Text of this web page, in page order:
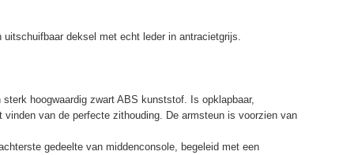
deksel met echt leder in antracietgrijs.
hoogwaardig zwart ABS kunststof. Is opklapbaar,
van de perfecte zithouding. De armsteun is voorzien van
gedeelte van middenconsole, begeleid met een